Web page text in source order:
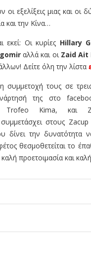
εξελίξεις μιας και οι
και την Κίνα…
Οι κυρίες Hillary
αλλά και οι Zaid Ait
Δείτε όλη την λίστα
συμμετοχή τους σε
της στο
Trofeo Kima,
στους
δίνει την δυνατότητα
θεσμοθετείται το
προετοιμασία και